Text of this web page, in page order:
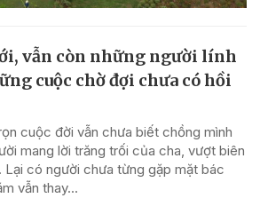
vẫn còn những người lính
cuộc chờ đợi chưa có hồi
cuộc đời vẫn chưa biết chồng mình
mang lời trăng trối của cha, vượt biên
Lại có người chưa từng gặp mặt bác
vẫn thay...